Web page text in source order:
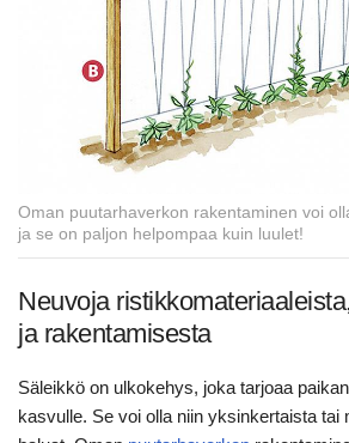
Oman puutarhaverkon rakentaminen voi
ja se on paljon helpompaa kuin luulet!
Neuvoja
ja rakentamisesta
Säleikkö on ulkokehys, joka tarjoaa
kasvulle. Se voi olla niin yksinkertaista tai